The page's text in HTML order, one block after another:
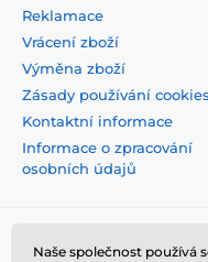
Reklamace
Vrácení zboží
Výměna zboží
Zásady používání cookies
Kontaktní informace
Informace o zpracování
osobních údajů
Naše společnost používá